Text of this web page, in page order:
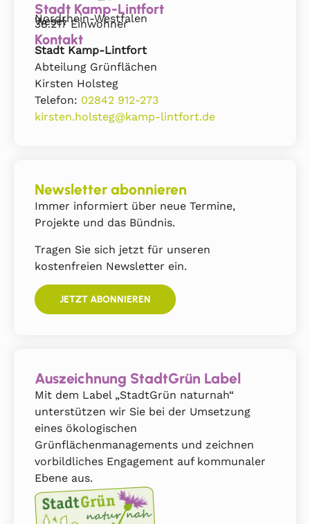
Stadt Kamp-Lintfort
Nordrhein-Westfalen
Wesel
38.217 Einwohner
Kontakt
Stadt Kamp-Lintfort
Abteilung Grünflächen
Kirsten Holsteg
Telefon: 02842 912-273
kirsten.holsteg@kamp-lintfort.de
Newsletter abonnieren
Immer informiert über neue Termine,
Projekte und das Bündnis.
Tragen Sie sich jetzt für unseren
kostenfreien Newsletter ein.
JETZT ABONNIEREN
Auszeichnung StadtGrün Label
Mit dem Label „StadtGrün naturnah“
unterstützen wir Sie bei der Umsetzung
eines ökologischen
Grünflächenmanagements und zeichnen
vorbildliches Engagement auf kommunaler
Ebene aus.